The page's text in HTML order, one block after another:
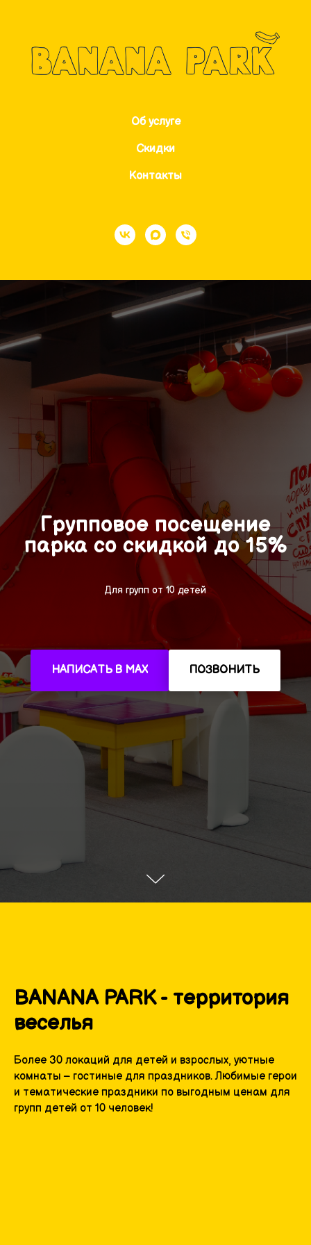
Об услуге
Скидки
Контакты
Групповое посещение
парка со скидкой до 15%
Для групп от 10 детей
НАПИСАТЬ В MAX ПОЗВОНИТЬ
BANANA PARK - территория
веселья
Более 30 локаций для детей и взрослых, уютные
комнаты – гостиные для праздников. Любимые герои
и тематические праздники по выгодным ценам для
групп детей от 10 человек!